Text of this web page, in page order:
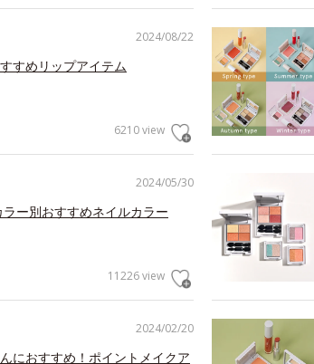
2024/08/22
すめリップアイテム
6210 view
2024/05/30
ー別おすすめネイルカラー
11226 view
2024/02/20
におすすめ！ポイントメイクア